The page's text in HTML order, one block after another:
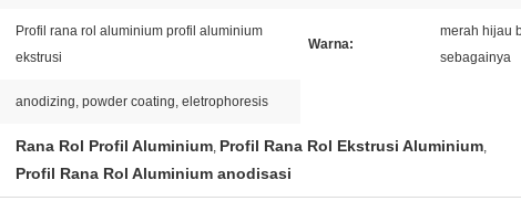
Profil rana rol aluminium profil aluminium
ekstrusi
Warna:
merah hijau
sebagainya
anodizing, powder coating, eletrophoresis
Rana Rol Profil Aluminium, Profil Rana Rol Ekstrusi Aluminium,
Profil Rana Rol Aluminium anodisasi